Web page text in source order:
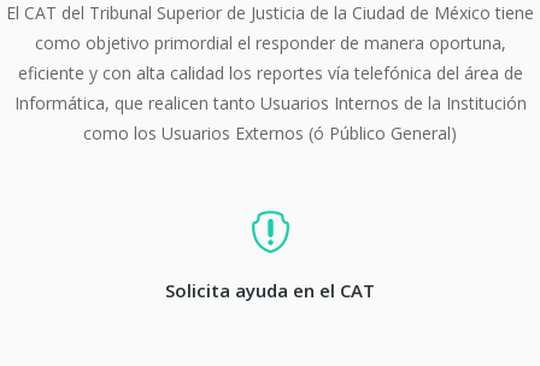
El CAT del Tribunal Superior de Justicia de la Ciudad de México tiene
como objetivo primordial el responder de manera oportuna,
eficiente y con alta calidad los reportes vía telefónica del área de
Informática, que realicen tanto Usuarios Internos de la Institución
como los Usuarios Externos (ó Público General)
Solicita ayuda en el CAT